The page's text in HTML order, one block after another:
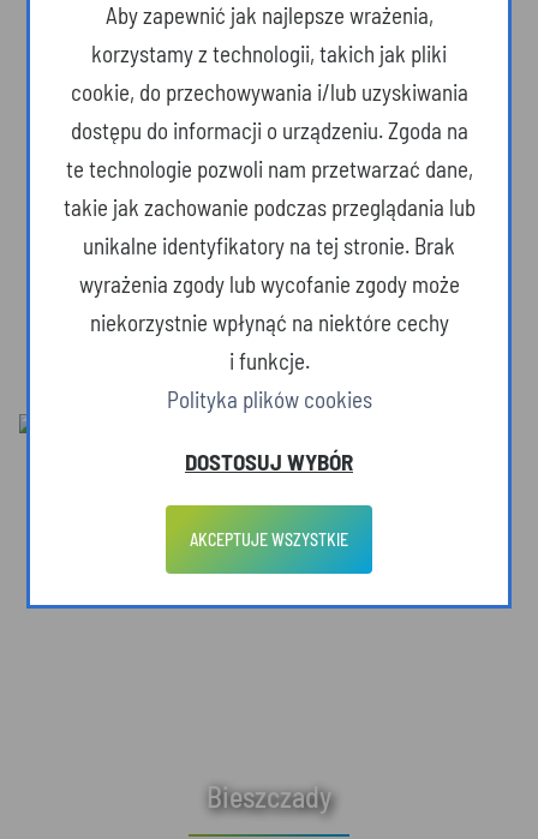
Dzika przyroda
Bieszczady
Aby zapewnić jak najlepsze wrażenia,
korzystamy z technologii, takich jak pliki
cookie, do przechowywania i/lub uzyskiwania
dostępu do informacji o urządzeniu. Zgoda na
te technologie pozwoli nam przetwarzać dane,
takie jak zachowanie podczas przeglądania lub
unikalne identyfikatory na tej stronie. Brak
wyrażenia zgody lub wycofanie zgody może
niekorzystnie wpłynąć na niektóre cechy
i funkcje.
Polityka plików cookies
DOSTOSUJ WYBÓR
AKCEPTUJE WSZYSTKIE